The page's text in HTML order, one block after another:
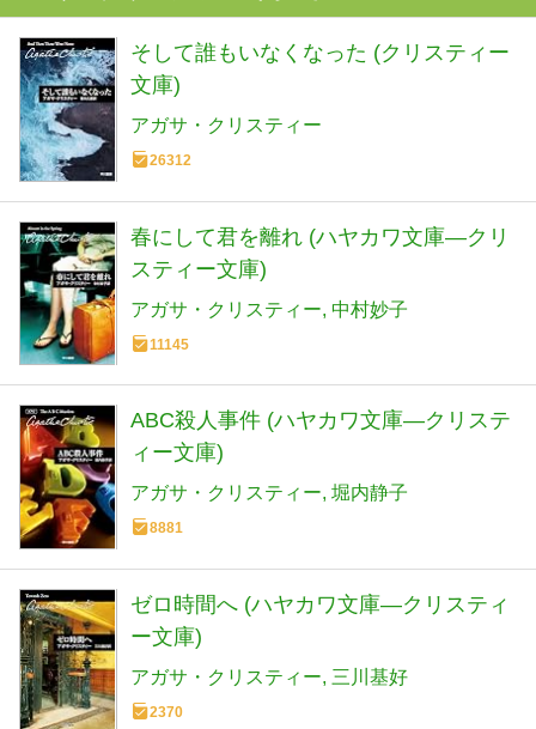
そして誰もいなくなった (クリスティー
文庫)
アガサ・クリスティー
26312
春にして君を離れ (ハヤカワ文庫―クリ
スティー文庫)
アガサ・クリスティー 中村妙子
11145
ABC殺人事件 (ハヤカワ文庫―クリステ
ィー文庫)
アガサ・クリスティー 堀内静子
8881
ゼロ時間へ (ハヤカワ文庫―クリスティ
ー文庫)
アガサ・クリスティー 三川基好
2370